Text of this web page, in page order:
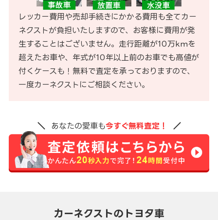
レッカー費用や売却手続きにかかる費用も全てカー
ネクストが負担いたしますので、お客様に費用が発
生することはございません。走行距離が10万kmを
超えたお車や、年式が10年以上前のお車でも高値が
付くケースも！無料で査定を承っておりますので、
一度カーネクストにご相談ください。
あなたの愛車も今すぐ無料査定！
カーネクストのトヨタ車